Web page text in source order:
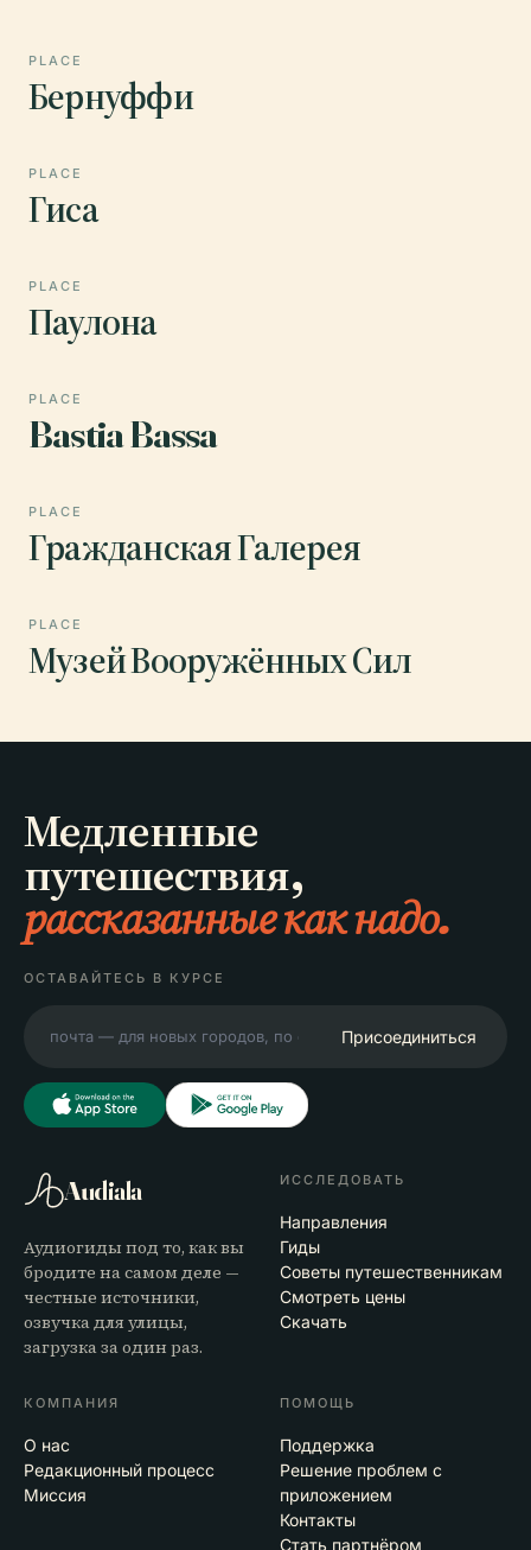
PLACE
Бернуффи
PLACE
Гиса
PLACE
Паулона
PLACE
Bastia Bassa
PLACE
Гражданская Галерея
PLACE
Музей Вооружённых Сил
Медленные
путешествия,
рассказанные как надо.
ОСТАВАЙТЕСЬ В КУРСЕ
Присоединиться
Audiala
Аудиогиды под то, как вы
бродите на самом деле —
честные источники,
озвучка для улицы,
загрузка за один раз.
ИССЛЕДОВАТЬ
Направления
Гиды
Советы путешественникам
Смотреть цены
Скачать
КОМПАНИЯ
О нас
Редакционный процесс
Миссия
ПОМОЩЬ
Поддержка
Решение проблем с
приложением
Контакты
Стать партнёром